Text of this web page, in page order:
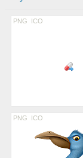
PNG ICO
PNG ICO